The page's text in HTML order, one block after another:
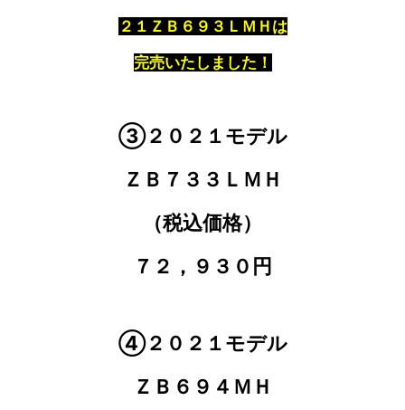
２１ＺＢ６９３ＬＭＨは
完売いたしました！
③２０２１モデル
ＺＢ７３３ＬＭＨ
（税込価格）
７２，９３０円
④２０２１モデル
ＺＢ６９４ＭＨ